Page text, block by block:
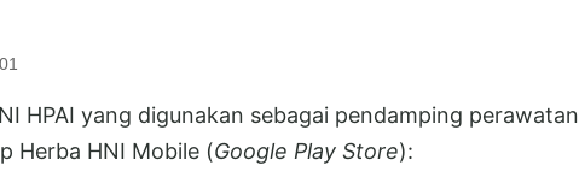
HPAI yang digunakan sebagai pendamping perawatan
Herba HNI Mobile (Google Play Store):